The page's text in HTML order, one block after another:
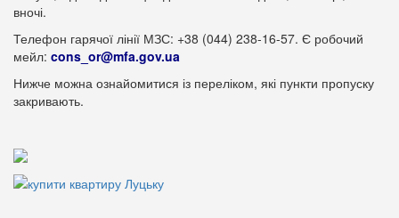
вночі.
Телефон гарячої лінії МЗС: +38 (044) 238-16-57. Є робочий
мейл: cons_or@mfa.gov.ua
Нижче можна ознайомитися із переліком, які пункти пропуску
закривають.